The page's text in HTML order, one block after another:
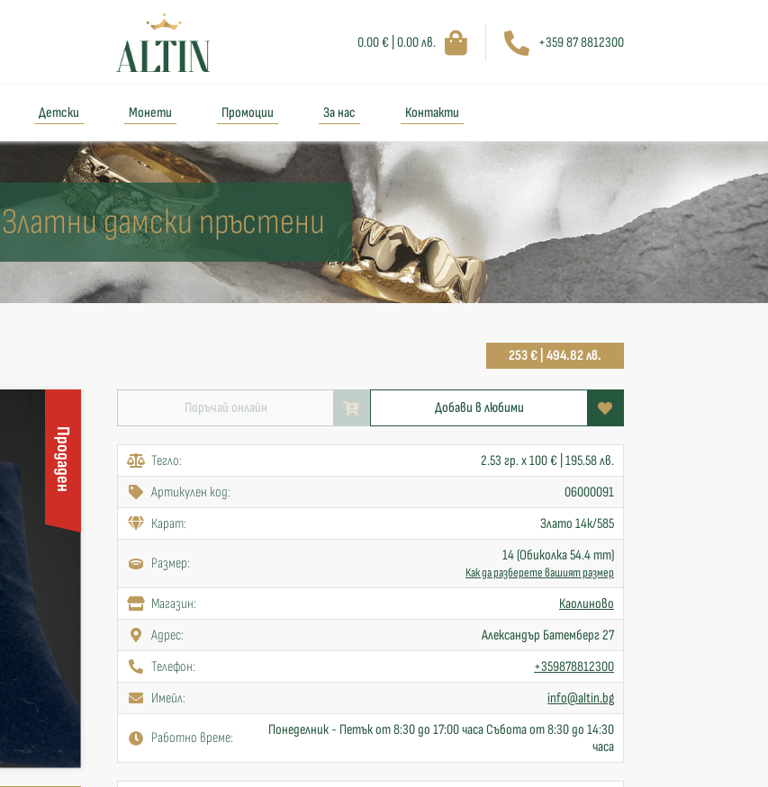
0.00 € | 0.00 лв. +359 87 8812300
Детски Монети Промоции За нас Контакти
Златни дамски пръстени
253 € | 494.82 лв.
Продаден
Поръчай онлайн Добави в любими
Тегло:
2.53 гр. x 100 € | 195.58 лв.
Артикулен код:
06000091
Карат:
Злато 14к/585
Размер: 14 (Обиколка 54.4 mm)
Как да разберете вашият размер
Mагазин:
Каолиново
Адрес:
Александър Батемберг 27
Телефон:
+359878812300
Имейл:
info@altin.bg
Работно време:
Понеделник - Петък от 8:30 до 17:00 часа Събота от 8:30 до 14:30
часа